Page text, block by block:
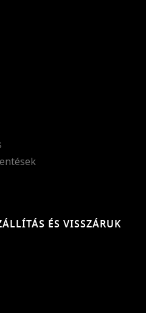
ÉS VISSZÁRUK